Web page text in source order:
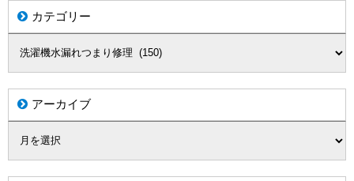
カテゴリー
アーカイブ